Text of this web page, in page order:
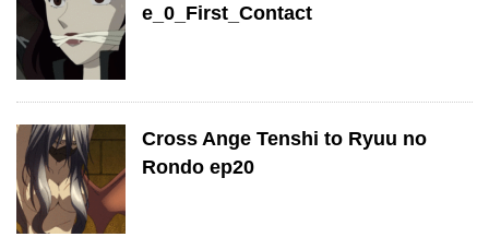
e_0_First_Contact
Cross Ange Tenshi to Ryuu no
Rondo ep20